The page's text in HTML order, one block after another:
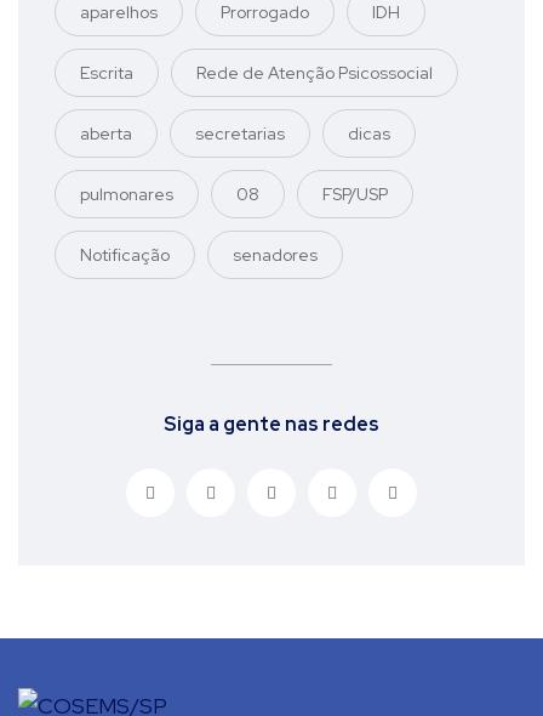
aparelhos Prorrogado IDH
Escrita Rede de Atenção Psicossocial
aberta secretarias dicas
pulmonares 08 FSP/USP
Notificação senadores
Siga a gente nas redes